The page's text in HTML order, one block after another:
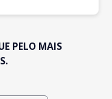
PELO MAIS